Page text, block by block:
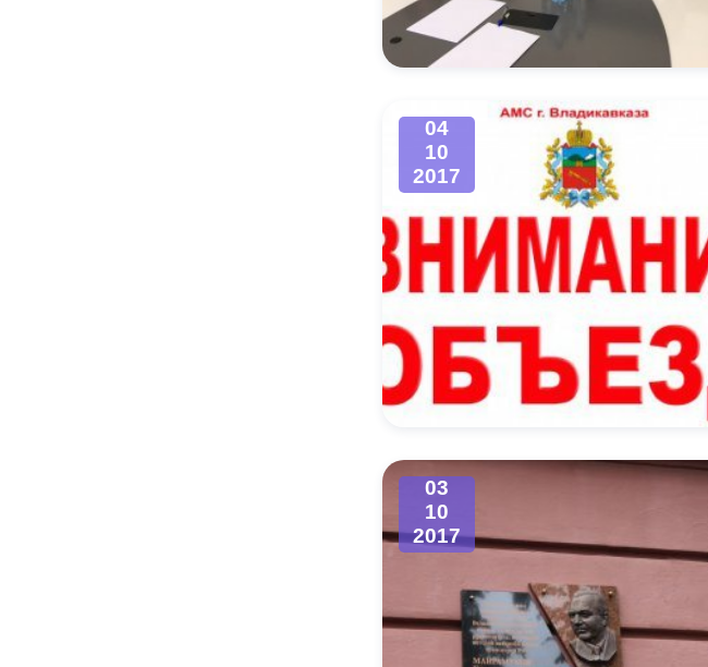
Муниципальный контроль
04
10
2017
03
10
2017